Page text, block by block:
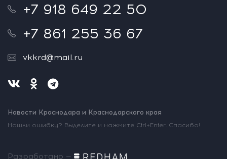
+7 918 649 22 50
+7 861 255 36 67
vkkrd@mail.ru
Новости Краснодара и Краснодарского края
Нашли ошибку? Выделите и нажмите Ctrl+Enter. Спасибо!
Разработано —